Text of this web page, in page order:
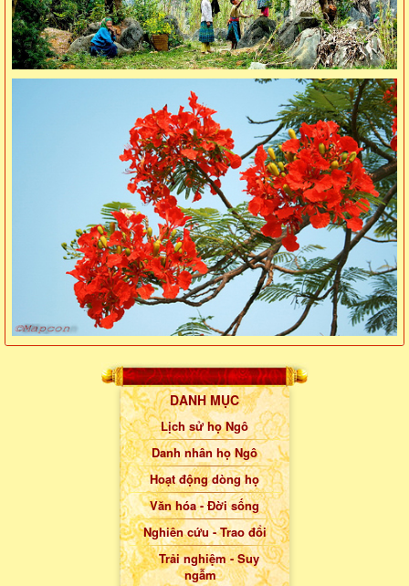
DANH MỤC
Lịch sử họ Ngô
Danh nhân họ Ngô
Hoạt động dòng họ
Văn hóa - Đời sống
Nghiên cứu - Trao đổi
Trải nghiệm - Suy
ngẫm